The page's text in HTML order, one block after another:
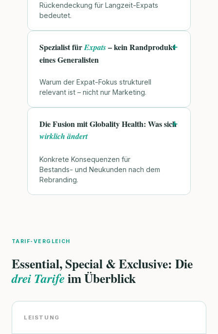
Rückendeckung für Langzeit-Expats
bedeutet.
Spezialist fürExpats– kein Randprodukt
eines Generalisten
Warum der Expat-Fokus strukturell
relevant ist – nicht nur Marketing.
Die Fusion mit Globality Health: Was sich
wirklich ändert
Konkrete Konsequenzen für
Bestands- und Neukunden nach dem
Rebranding.
TARIF-VERGLEICH
Essential, Special & Exclusive: Die
drei Tarifeim Überblick
LEISTUNG